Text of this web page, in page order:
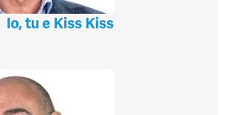
Io, tu e Kiss Kiss